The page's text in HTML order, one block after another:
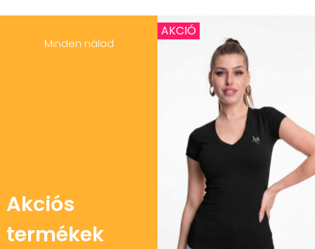
Minden nálad
Akciós
termékek
AKCIÓ